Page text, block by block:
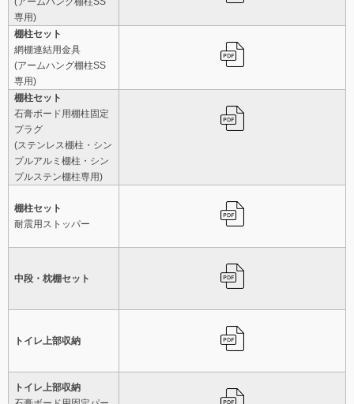
専用)
棚柱セット
網棚連結用金具
(アームハング棚柱SS
専用)
棚柱セット
石膏ボード用棚柱固定
プラグ
(ステンレス棚柱・シン
プルアルミ棚柱・シン
プルステン棚柱専用)
棚柱セット
耐震用ストッパー
中段・枕棚セット
トイレ上部収納
トイレ上部収納